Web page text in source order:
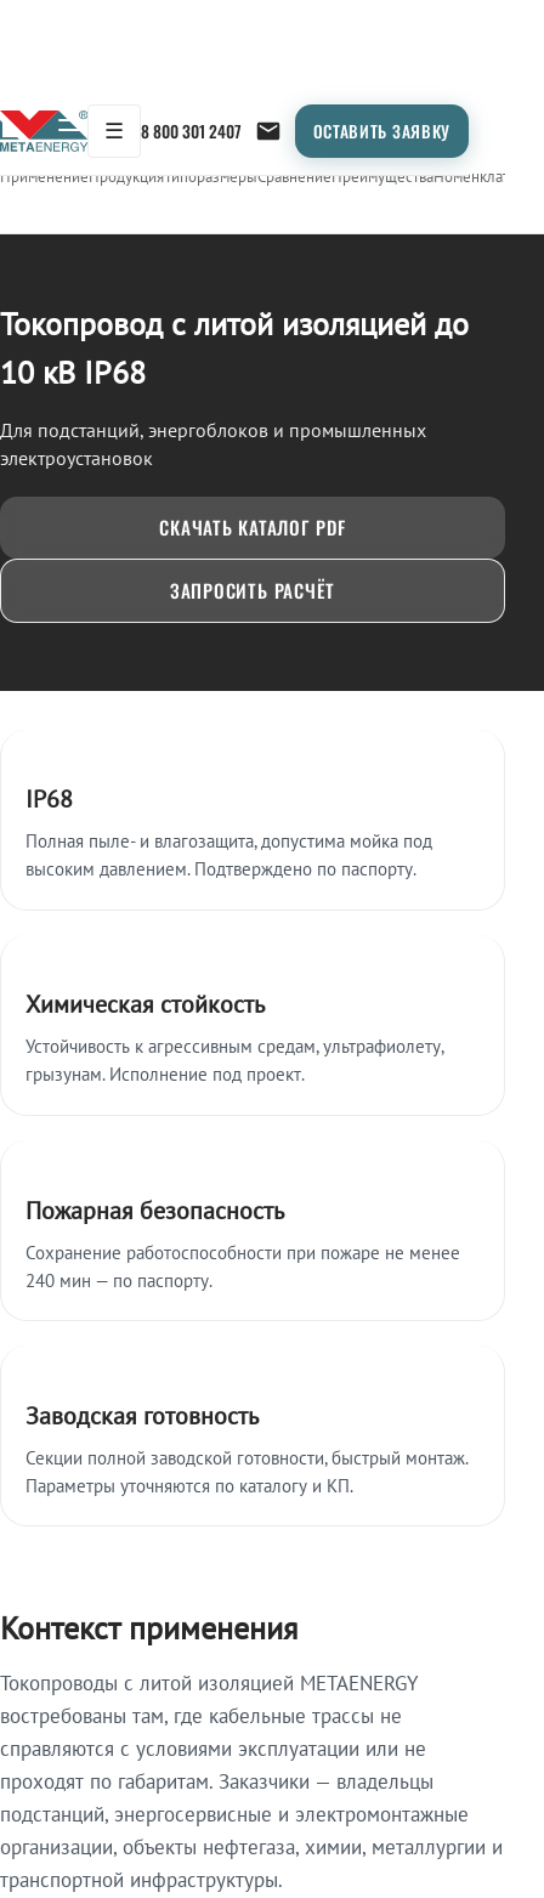
☰ 8 800 301 2407 ОСТАВИТЬ ЗАЯВКУ
← Продукция/ТОКОПРОВОД
ПрименениеПродукцияТипоразмерыСравнениеПреимуществаНоменклатура
Токопровод с литой изоляцией до
10 кВ IP68
Для подстанций, энергоблоков и промышленных
электроустановок
СКАЧАТЬ КАТАЛОГ PDF
ЗАПРОСИТЬ РАСЧЁТ
IP68
Полная пыле- и влагозащита, допустима мойка под
высоким давлением. Подтверждено по паспорту.
Химическая стойкость
Устойчивость к агрессивным средам, ультрафиолету,
грызунам. Исполнение под проект.
Пожарная безопасность
Сохранение работоспособности при пожаре не менее
240 мин — по паспорту.
Заводская готовность
Секции полной заводской готовности, быстрый монтаж.
Параметры уточняются по каталогу и КП.
Контекст применения
Токопроводы с литой изоляцией METAENERGY
востребованы там, где кабельные трассы не
справляются с условиями эксплуатации или не
проходят по габаритам. Заказчики — владельцы
подстанций, энергосервисные и электромонтажные
организации, объекты нефтегаза, химии, металлургии и
транспортной инфраструктуры.